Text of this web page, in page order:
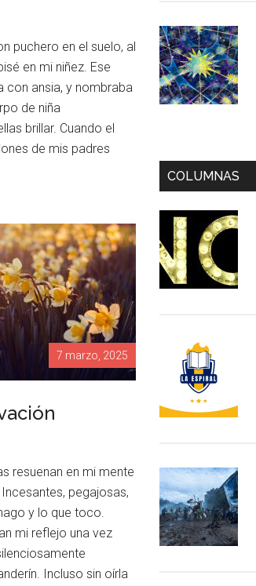
puchero en el suelo, al
en mi niñez. Ese
con ansia, y nombraba
de niña
brillar. Cuando el
de mis padres
7 marzo, 2025
resuenan en mi mente
pegajosas,
y lo que toco.
mi reflejo una vez
Incluso sin oírla
COLUMNAS